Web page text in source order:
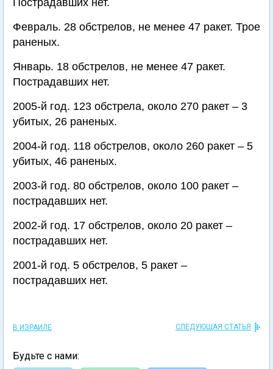
Пострадавших нет.
Февраль. 28 обстрелов, не менее 47 ракет. Трое
раненых.
Январь. 18 обстрелов, не менее 47 ракет.
Пострадавших нет.
2005-й год. 123 обстрела, около 270 ракет – 3
убитых, 26 раненых.
2004-й год. 118 обстрелов, около 260 ракет – 5
убитых, 46 раненых.
2003-й год. 80 обстрелов, около 100 ракет –
пострадавших нет.
2002-й год. 17 обстрелов, около 20 ракет –
пострадавших нет.
2001-й год. 5 обстрелов, 5 ракет –
пострадавших нет.
В ИЗРАИЛЕ СЛЕДУЮЩАЯ СТАТЬЯ
Будьте с нами: